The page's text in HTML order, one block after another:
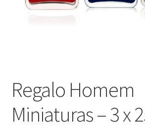
Regalo Homem
Miniaturas – 3 x